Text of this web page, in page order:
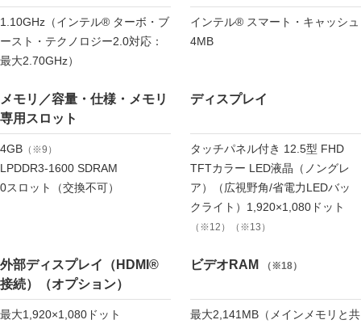
1.10GHz（インテル® ターボ・ブ
ースト・テクノロジー2.0対応：
最大2.70GHz）
インテル® スマート・キャッシュ
4MB
メモリ／容量・仕様・メモリ
専用スロット
4GB （※9）
LPDDR3-1600 SDRAM
0スロット（交換不可）
ディスプレイ
タッチパネル付き 12.5型 FHD
TFTカラー LED液晶（ノングレ
ア）（広視野角/省電力LEDバッ
クライト）1,920×1,080ドット
（※12）（※13）
外部ディスプレイ（HDMI®
接続）（オプション）
最大1,920×1,080ドット
ビデオRAM （※18）
最大2,141MB（メインメモリと共